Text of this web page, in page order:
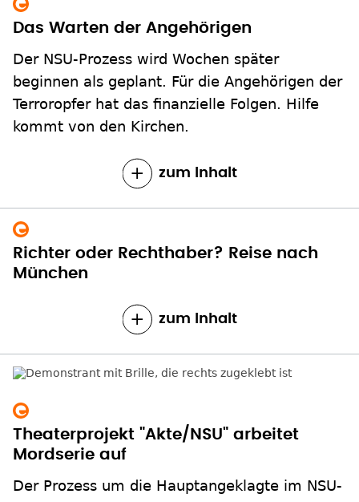
Das Warten der Angehörigen
Der NSU-Prozess wird Wochen später
beginnen als geplant. Für die Angehörigen der
Terroropfer hat das finanzielle Folgen. Hilfe
kommt von den Kirchen.
zum Inhalt
Richter oder Rechthaber? Reise nach
München
zum Inhalt
Theaterprojekt "Akte/NSU" arbeitet
Mordserie auf
Der Prozess um die Hauptangeklagte im NSU-